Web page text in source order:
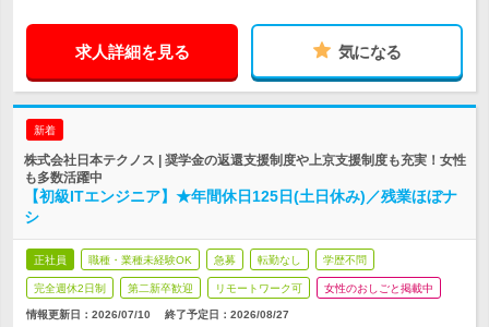
求人詳細を見る 気になる
新着
株式会社日本テクノス | 奨学金の返還支援制度や上京支援制度も充実！女性
も多数活躍中
【初級ITエンジニア】★年間休日125日(土日休み)／残業ほぼナ
シ
正社員 職種・業種未経験OK 急募 転勤なし 学歴不問
完全週休2日制 第二新卒歓迎 リモートワーク可 女性のおしごと掲載中
情報更新日：2026/07/10 終了予定日： 2026/08/27